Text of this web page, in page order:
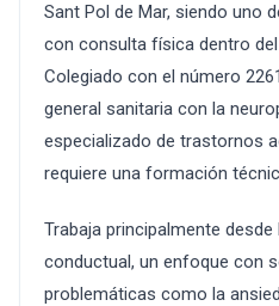
Sant Pol de Mar, siendo uno
con consulta física dentro
Colegiado con el número
general sanitaria con la
especializado de trastornos
requiere una formación
Trabaja principalmente
conductual, un enfoque con
problemáticas como la